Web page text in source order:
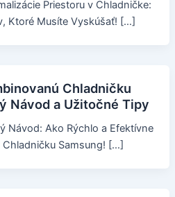
Priestoru v Chladničke:
Ktoré Musíte Vyskúšať! […]
Chladničku
Návod a Užitočné Tipy
Návod: Ako Rýchlo a Efektívne
Samsung! […]